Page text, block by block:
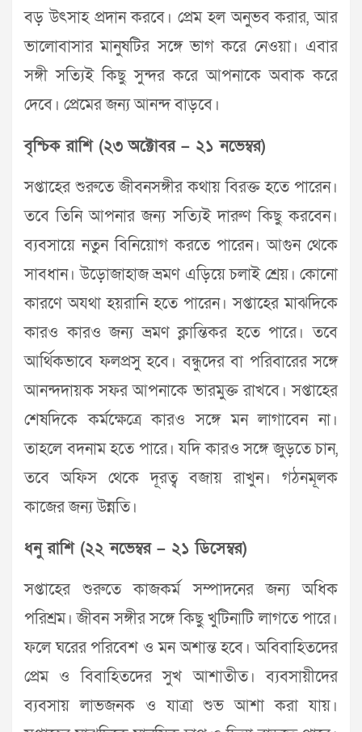
বড় উৎসাহ প্রদান করবে। প্রেম হল অনুভব করার, আর
ভালোবাসার মানুষটির সঙ্গে ভাগ করে নেওয়া। এবার
সঙ্গী সত্যিই কিছু সুন্দর করে আপনাকে অবাক করে
দেবে। প্রেমের জন্য আনন্দ বাড়বে।
বৃশ্চিক রাশি (২৩ অক্টোবর – ২১ নভেম্বর)
সপ্তাহের শুরুতে জীবনসঙ্গীর কথায় বিরক্ত হতে পারেন।
তবে তিনি আপনার জন্য সত্যিই দারুণ কিছু করবেন।
ব্যবসায়ে নতুন বিনিয়োগ করতে পারেন। আগুন থেকে
সাবধান। উড়োজাহাজ ভ্রমণ এড়িয়ে চলাই শ্রেয়। কোনো
কারণে অযথা হয়রানি হতে পারেন। সপ্তাহের মাঝদিকে
কারও কারও জন্য ভ্রমণ ক্লান্তিকর হতে পারে। তবে
আর্থিকভাবে ফলপ্রসু হবে। বন্ধুদের বা পরিবারের সঙ্গে
আনন্দদায়ক সফর আপনাকে ভারমুক্ত রাখবে। সপ্তাহের
শেষদিকে কর্মক্ষেত্রে কারও সঙ্গে মন লাগাবেন না।
তাহলে বদনাম হতে পারে। যদি কারও সঙ্গে জুড়তে চান,
তবে অফিস থেকে দূরত্ব বজায় রাখুন। গঠনমূলক
কাজের জন্য উন্নতি।
ধনু রাশি (২২ নভেম্বর – ২১ ডিসেম্বর)
সপ্তাহের শুরুতে কাজকর্ম সম্পাদনের জন্য অধিক
পরিশ্রম। জীবন সঙ্গীর সঙ্গে কিছু খুটিনাটি লাগতে পারে।
ফলে ঘরের পরিবেশ ও মন অশান্ত হবে। অবিবাহিতদের
প্রেম ও বিবাহিতদের সুখ আশাতীত। ব্যবসায়ীদের
ব্যবসায় লাভজনক ও যাত্রা শুভ আশা করা যায়।